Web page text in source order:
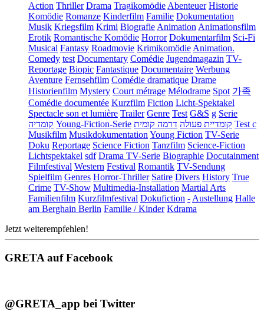
Action Thriller Drama TragikomödieAbenteuer Historie
Komödie Romanze Kinderfilm Familie Dokumentation
Musik Kriegsfilm Krimi BiografieAnimationAnimationsfilm
Erotik Romantische Komödie Horror Dokumentarfilm Sci-Fi
Musical Fantasy Roadmovie KrimikomödieAnimation.
Comedy test Documentary Comédie Jugendmagazin TV-
Reportage Biopic Fantastique Documentaire Werbung
Aventure Fernsehfilm Comédie dramatique Drame
Historienfilm Mystery Court métrage Mélodrame Spot 가족
Comédie documentée Kurzfilm Fiction Licht-Spektakel
Spectacle son et lumière Trailer Genre Test G&S g Serie
קומדיה Young-Fiction-Serie קומדיית פעולה דרמה קומית
Test c
Musikfilm MusikdokumentationYoung Fiction TV-Serie
Doku Reportage Science Fiction Tanzfilm Science-Fiction
Lichtspektakel sdf Drama TV-Serie Biographie Docutainment
Filmfestival Western Festival Romantik TV-Sendung
Spielfilm Genres Horror-Thriller Satire Divers History True
Crime TV-Show Multimedia-Installation Martial Arts
Familienfilm Kurzfilmfestival Dokufiction -Austellung Halle
am Berghain Berlin Familie / Kinder Kdrama
Jetzt weiterempfehlen!
GRETA auf Facebook
@GRETA_app bei Twitter